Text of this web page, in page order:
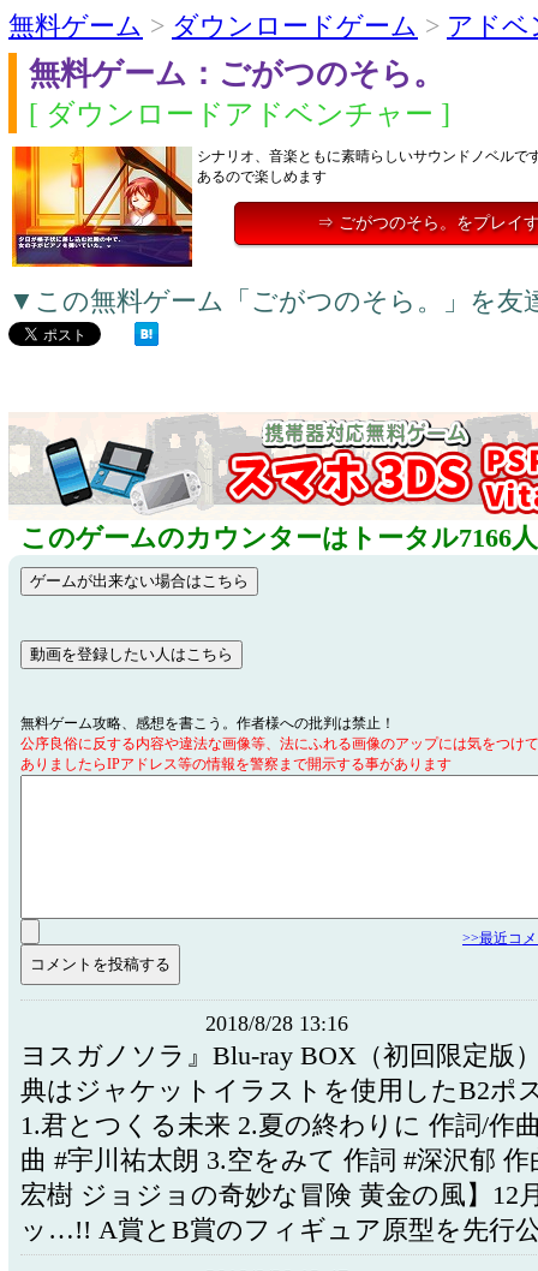
無料ゲーム > ダウンロードゲーム > アドベ
無料ゲーム：ごがつのそら。
[ ダウンロードアドベンチャー ]
シナリオ、音楽ともに素晴らしいサウンドノベルで
あるので楽しめます
⇒ ごがつのそら。をプレイ
▼この無料ゲーム「ごがつのそら。」を友
このゲームのカウンターはトータル7166
無料ゲーム攻略、感想を書こう。作者様への批判は禁止！
公序良俗に反する内容や違法な画像等、法にふれる画像のアップには気をつけ
ありましたらIPアドレス等の情報を警察まで開示する事があります
>>最近コ
2018/8/28 13:16
ヨスガノソラ』Blu-ray BOX（初回限定版
典はジャケットイラストを使用したB2ポ
1.君とつくる未来 2.夏の終わりに 作詞/作
曲 #宇川祐太朗 3.空をみて 作詞 #深沢郁 作
宏樹 ジョジョの奇妙な冒険 黄金の風】12
ッ…!! A賞とB賞のフィギュア原型を先行